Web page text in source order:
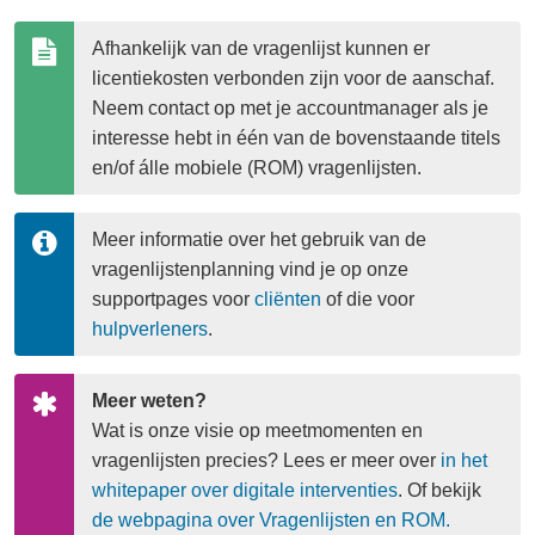
Afhankelijk van de vragenlijst kunnen er
licentiekosten verbonden zijn voor de aanschaf.
Neem contact op met je accountmanager als je
interesse hebt in één van de bovenstaande titels
en/of álle mobiele (ROM) vragenlijsten.
Meer informatie over het gebruik van de
vragenlijstenplanning vind je op onze
supportpages voor cliënten
hulpverleners.
Meer weten?
Wat is onze visie op meetmomenten en
vragenlijsten precies? Lees er meer over in het
whitepaper over digitale interventies
de webpagina over Vragenlijsten en ROM.